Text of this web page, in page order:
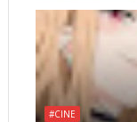
#CINE